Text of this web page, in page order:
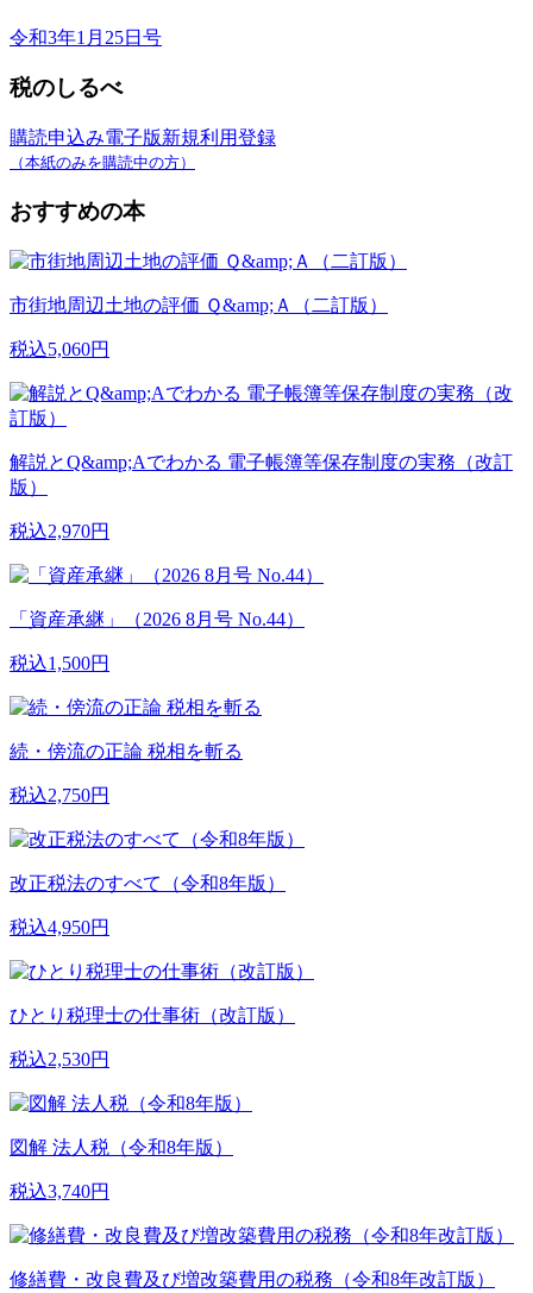
令和3年1月25日号
税のしるべ
購読申込み電子版新規利用登録
（本紙のみを購読中の方）
おすすめの本
市街地周辺土地の評価 Ｑ&amp;Ａ（二訂版）
税込5,060円
解説とQ&amp;Aでわかる 電子帳簿等保存制度の実務（改訂
版）
税込2,970円
「資産承継」（2026 8月号 No.44）
税込1,500円
続・傍流の正論 税相を斬る
税込2,750円
改正税法のすべて（令和8年版）
税込4,950円
ひとり税理士の仕事術（改訂版）
税込2,530円
図解 法人税（令和8年版）
税込3,740円
修繕費・改良費及び増改築費用の税務（令和8年改訂版）